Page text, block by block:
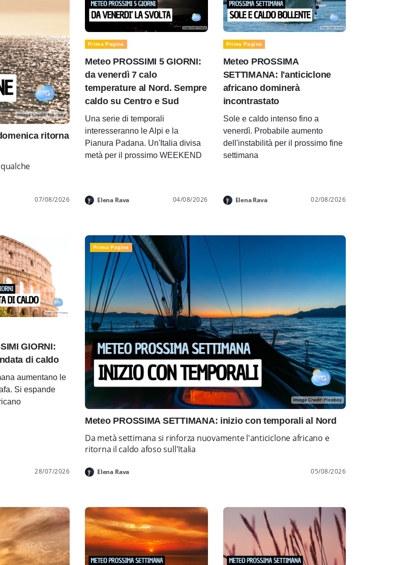
ritorna
07/08/2026
Prima Pagina
Meteo PROSSIMI 5 GIORNI:
da venerdì 7 calo
temperature al Nord. Sempre
caldo su Centro e Sud
Una serie di temporali
interesseranno le Alpi e la
Pianura Padana. Un'Italia divisa
metà per il prossimo WEEKEND
Elena Rava 04/08/2026
Prima Pagina
Meteo PROSSIMA
SETTIMANA: l'anticiclone
africano dominerà
incontrastato
Sole e caldo intenso fino a
venerdì. Probabile aumento
dell'instabilità per il prossimo fine
settimana
Elena Rava 02/08/2026
GIORNI:
di caldo
aumentano le
Si espande
28/07/2026
Prima Pagina
Meteo PROSSIMA SETTIMANA: inizio con temporali al Nord
Da metà settimana si rinforza nuovamente l'anticiclone africano e
ritorna il caldo afoso sull'Italia
Elena Rava 05/08/2026